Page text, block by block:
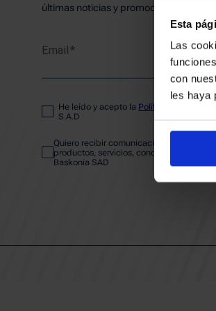
Esta
Las
con
les haya
últimas noticias y promociones del club.
Email
He leído y acepto la Política de
S.A.D
Quiero recibir comunicaciones
productos, servicios, concursos, ofertas
Baskonia SAD